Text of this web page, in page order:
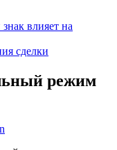
влияет на
сделки
режим